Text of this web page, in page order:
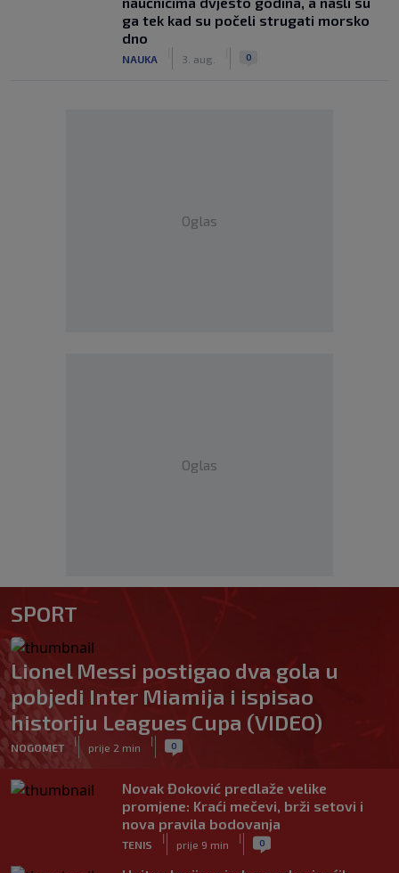
ga tek kad su počeli strugati morsko
dno
NAUKA 3. aug. 0
Oglas
Oglas
SPORT
Lionel Messi postigao dva gola u
pobjedi Inter Miamija i ispisao
historiju Leagues Cupa (VIDEO)
NOGOMET
|
prije 2 min
| 0
Novak Đoković predlaže velike
promjene: Kraći mečevi, brži setovi i
nova pravila bodovanja
TENIS
|
prije 9 min
| 0